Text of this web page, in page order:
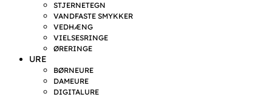
STJERNETEGN
VANDFASTE SMYKKER
VEDHÆNG
VIELSESRINGE
ØRERINGE
URE
BØRNEURE
DAMEURE
DIGITALURE